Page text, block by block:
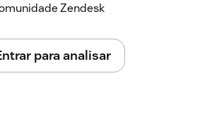
Zendesk
para analisar